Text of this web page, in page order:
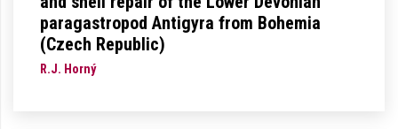
paragastropod Antigyra from Bohemia
(Czech Republic)
R.J. Horný